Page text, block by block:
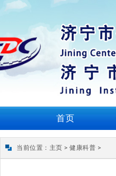
首页
当前位置： 主页 > 健康科普 >